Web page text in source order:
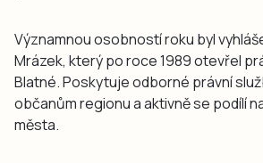
Významnou osobností roku byl
Mrázek, který po roce 1989 otevřel
Blatné. Poskytuje odborné právní
občanům regionu a aktivně se podílí
města.